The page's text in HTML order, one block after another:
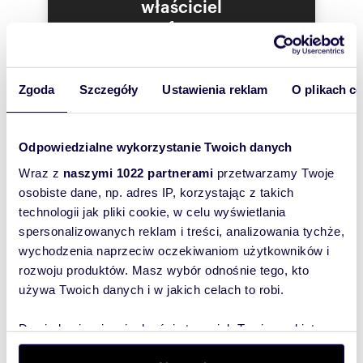
Zgoda Szczegóły Ustawienia reklam O plikach
Odpowiedzialne wykorzystanie Twoich danych
Wraz z naszymi 1022 partnerami przetwarzamy Twoje
osobiste dane, np. adres IP, korzystając z takich
technologii jak pliki cookie, w celu wyświetlania
spersonalizowanych reklam i treści, analizowania tychże,
wychodzenia naprzeciw oczekiwaniom użytkowników i
rozwoju produktów. Masz wybór odnośnie tego, kto
używa Twoich danych i w jakich celach to robi.
Dowiedz się więcej odnośnie tego, jak Twoje osobiste
dane są przetwarzane oraz ustaw własne preferencje w
właściciel
oferty
Tobą
skontaktował!